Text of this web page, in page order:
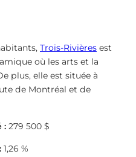
Trois-Rivières est
où les arts et la
plus, elle est située à
de Montréal et de
: 279 500 $
1,26 %